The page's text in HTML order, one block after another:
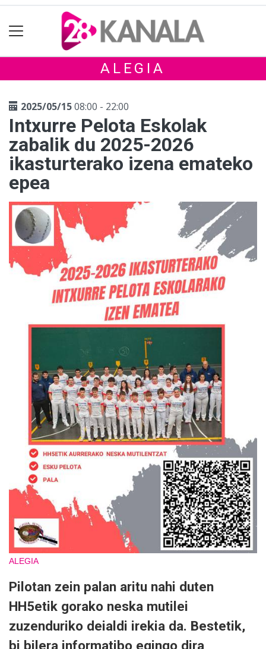
ALEGIA
2025/05/1508:00 - 22:00
Intxurre Pelota Eskolak
zabalik du 2025-2026
ikasturterako izena emateko
epea
ALEGIA
Pilotan zein palan aritu nahi duten
HH5etik gorako neska mutilei
zuzenduriko deialdi irekia da. Bestetik,
bi bilera informatibo egingo dira